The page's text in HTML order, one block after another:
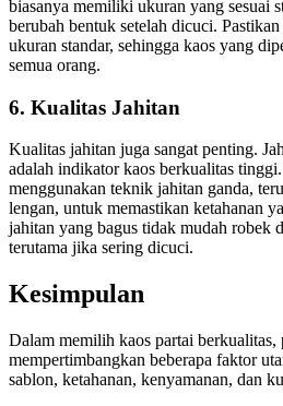
biasanya memiliki ukuran yang sesuai
berubah bentuk setelah dicuci.
ukuran standar, sehingga kaos yang
semua orang.
6. Kualitas Jahitan
Kualitas jahitan juga sangat penting.
adalah indikator kaos berkualitas
menggunakan teknik jahitan ganda,
lengan, untuk memastikan ketahanan
jahitan yang bagus tidak mudah robek
terutama jika sering dicuci.
Kesimpulan
Dalam memilih kaos partai berkualitas,
mempertimbangkan beberapa faktor
sablon, ketahanan, kenyamanan, dan